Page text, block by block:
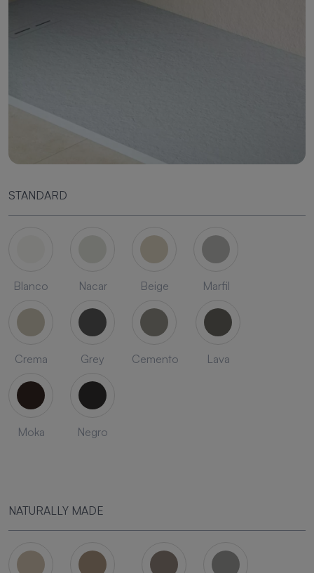
STANDARD
Blanco Nacar Beige Marfil
Crema Grey Cemento Lava
Moka Negro
NATURALLY MADE